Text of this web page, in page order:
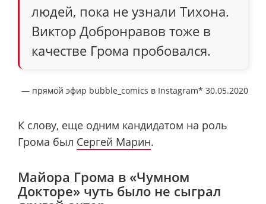
людей, пока не узнали Тихона.
Виктор Добронравов тоже в
качестве Грома пробовался.
— прямой эфир bubble_comics в Instagram* 30.05.2020
К слову, еще одним кандидатом на роль
Грома был Сергей Марин.
Майора Грома в «Чумном
Докторе» чуть было не сыграл